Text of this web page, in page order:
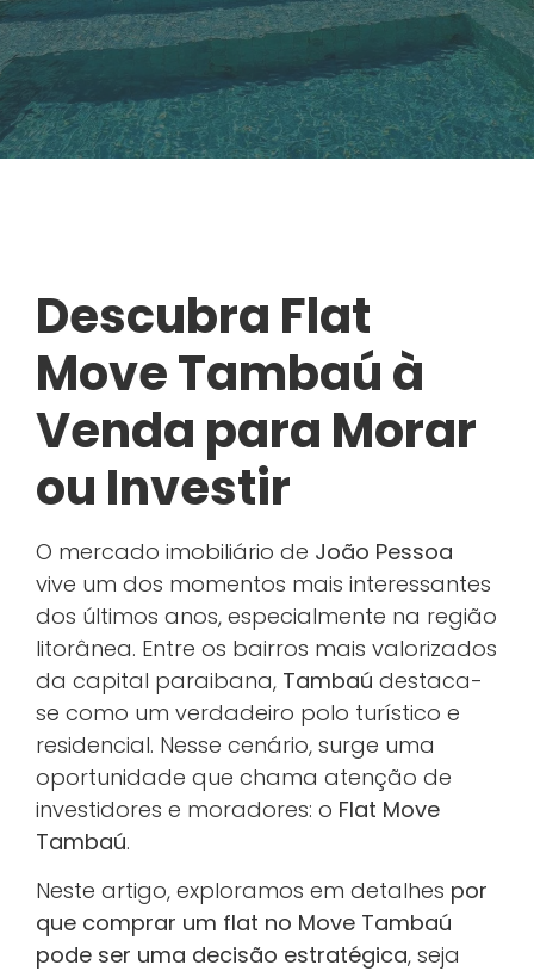
Descubra Flat
Move Tambaú à
Venda para Morar
ou Investir
O mercado imobiliário de João Pessoa
vive um dos momentos mais interessantes
dos últimos anos, especialmente na região
litorânea. Entre os bairros mais valorizados
da capital paraibana, Tambaú destaca-
se como um verdadeiro polo turístico e
residencial. Nesse cenário, surge uma
oportunidade que chama atenção de
investidores e moradores: o Flat Move
Tambaú.
Neste artigo, exploramos em detalhes por
que comprar um flat no Move Tambaú
pode ser uma decisão estratégica, seja